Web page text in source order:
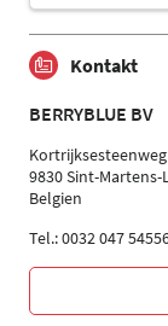
Kontakt
BERRYBLUE BV
9830 Sint-Martens-
Belgien
Tel.: 0032 047